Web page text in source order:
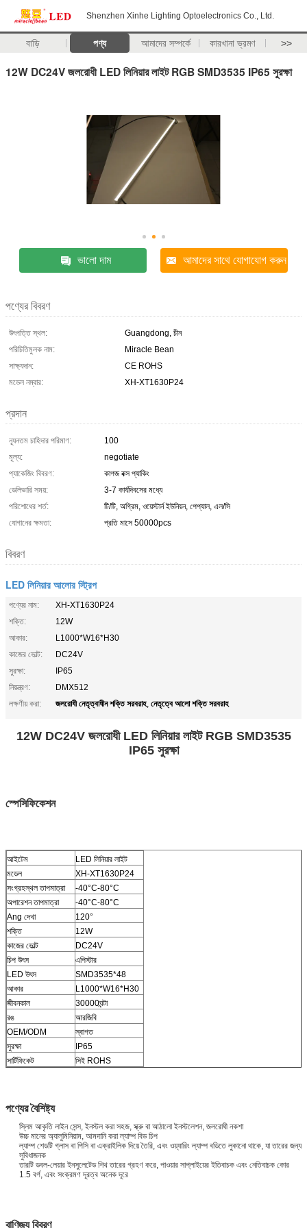
Shenzhen Xinhe Lighting Optoelectronics Co., Ltd.
বাড়ি পণ্য আমাদের সম্পর্কে কারখানা ভ্রমণ >>
12W DC24V জলরোধী LED লিনিয়ার লাইট RGB SMD3535 IP65 সুরক্ষা
ভালো দাম আমাদের সাথে যোগাযোগ করুন
পণ্যের বিবরণ
উৎপত্তি স্থল:
Guangdong, চীন
পরিচিতিমুলক নাম:
Miracle Bean
সাক্ষ্যদান:
CE ROHS
মডেল নম্বার:
XH-XT1630P24
প্রদান
ন্যূনতম চাহিদার পরিমাণ:
100
মূল্য:
negotiate
প্যাকেজিং বিবরণ:
কাগজ বক্স প্যাকিং
ডেলিভারি সময়:
3-7 কার্যদিবসের মধ্যে
পরিশোধের শর্ত:
টি/টি, অগ্রিম, ওয়েস্টার্ন ইউনিয়ন, পেপ্যাল, এল/সি
যোগানের ক্ষমতা:
প্রতি মাসে 50000pcs
বিবরণ
LED লিনিয়ার আলোর স্ট্রিপ
পণ্যের নাম:
XH-XT1630P24
শক্তি:
12W
আকার:
L1000*W16*H30
কাজের ভোল্ট:
DC24V
সুরক্ষা:
IP65
নিয়ন্ত্রণ:
DMX512
লক্ষণীয় করা:
জলরোধী নেতৃত্বাধীন শক্তি সরবরাহ, নেতৃত্বে আলো শক্তি সরবরাহ
12W DC24V জলরোধী LED লিনিয়ার লাইট RGB SMD3535
IP65 সুরক্ষা
স্পেসিফিকেশন
আইটেম
LED লিনিয়ার লাইট
মডেল
XH-XT1630P24
সংগ্রহস্থল তাপমাত্রা
-40°C-80°C
অপারেশন তাপমাত্রা
-40°C-80°C
Ang দেখা
120°
শক্তি
12W
কাজের ভোল্ট
DC24V
চিপ উৎস
এপিস্টার
LED উৎস
SMD3535*48
আকার
L1000*W16*H30
জীবনকাল
30000ঘন্টা
রঙ
আরজিবি
OEM/ODM
স্বাগত
সুরক্ষা
IP65
সার্টিফিকেট
সিই ROHS
পণ্যের বৈশিষ্ট্য
স্লিম আকৃতি লাইন সেন্স, ইনস্টল করা সহজ, স্ক্রু বা আঠালো ইনস্টলেশন, জলরোধী নকশা
উচ্চ মানের অ্যালুমিনিয়াম, আমদানি করা ল্যাম্প বিড চিপ
ল্যাম্প শেডটি গ্লাস বা পিসি বা এক্রাইলিক দিয়ে তৈরি, এবং ওয়্যারিং ল্যাম্প বডিতে লুকানো থাকে, যা তারের জন্য
সুবিধাজনক
তারটি ডবল-লেয়ার ইনসুলেটেড শিথ তারের গ্রহণ করে, পাওয়ার সাপ্লাইয়ের ইতিবাচক এবং নেতিবাচক কোর
1.5 বর্গ, এবং সংক্রমণ দূরত্ব অনেক দূরে
বাণিজ্য বিবরণ